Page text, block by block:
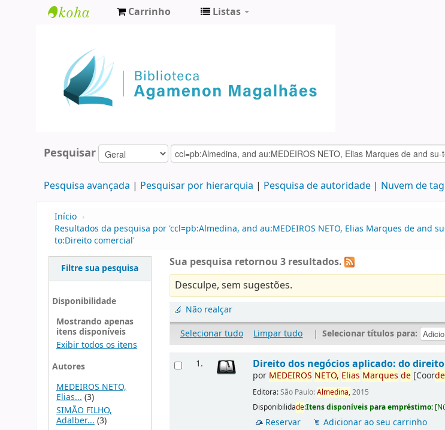
Agamenon
Magalhães
Carrinho Listas
Pesquisar
Pesquisa avançada Pesquisar por hierarquia Pesquisa de autoridade Nuvem de
Início ›
Resultados da pesquisa por 'ccl=pb:Almedina, and au:MEDEIROS NETO, Elias Marques de and
to:Direito comercial'
Filtre sua pesquisa
Disponibilidade
Mostrando apenas
itens disponíveis
Exibir todos os itens
Autores
MEDEIROS NETO,
Elias...(3)
SIMÃO FILHO,
Adalber... (3)
Sua pesquisa retornou 3 resultados.
Desculpe, sem sugestões.
Não realçar
Selecionar tudo
Limpar tudo | Selecionar títulos para:
1. Direito dos negócios aplicado: do
por MEDEIROS NETO, Elias Marques de [Coorde
Editora:São Paulo:Almedina,2015
Disponibilidade:Itens disponíveis para empréstimo: [
Reservar Adicionar ao seu carrinho